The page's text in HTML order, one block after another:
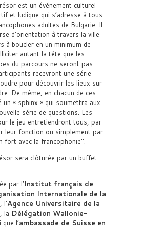
est un événement culturel
et ludique qui s’adresse à tous
adultes de Bulgarie. Il
d’orientation à travers la ville
à boucler en un minimum de
autant la tête que les
du parcours ne seront pas
recevront une série
pour découvrir les lieux sur
De même, en chacun de ces
un « sphinx » qui soumettra aux
série de questions. Les
le jeu entretiendront tous, par
leur fonction ou simplement par
fort avec la francophonie .
sera clôturée par un buffet
par l’Institut français de
Internationale de la
, l’Agence Universitaire de la
, la Délégation Wallonie-
que l’ambassade de Suisse en